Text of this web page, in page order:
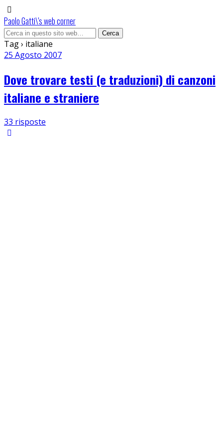
Paolo Gatti\'s web corner
Tag › italiane
25 Agosto 2007
Dove trovare testi (e traduzioni) di canzoni
italiane e straniere
33 risposte